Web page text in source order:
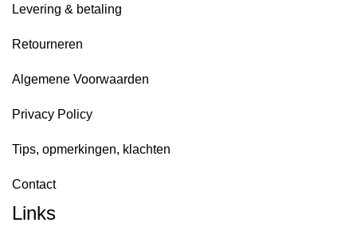
Levering & betaling
Retourneren
Algemene Voorwaarden
Privacy Policy
Tips, opmerkingen, klachten
Contact
Links